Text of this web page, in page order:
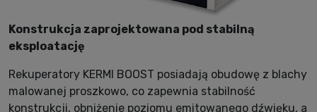
Konstrukcja zaprojektowana pod stabilną
eksploatację
Rekuperatory KERMI BOOST posiadają obudowę z blachy
malowanej proszkowo, co zapewnia stabilność
konstrukcji, obniżenie poziomu emitowanego dźwięku, a